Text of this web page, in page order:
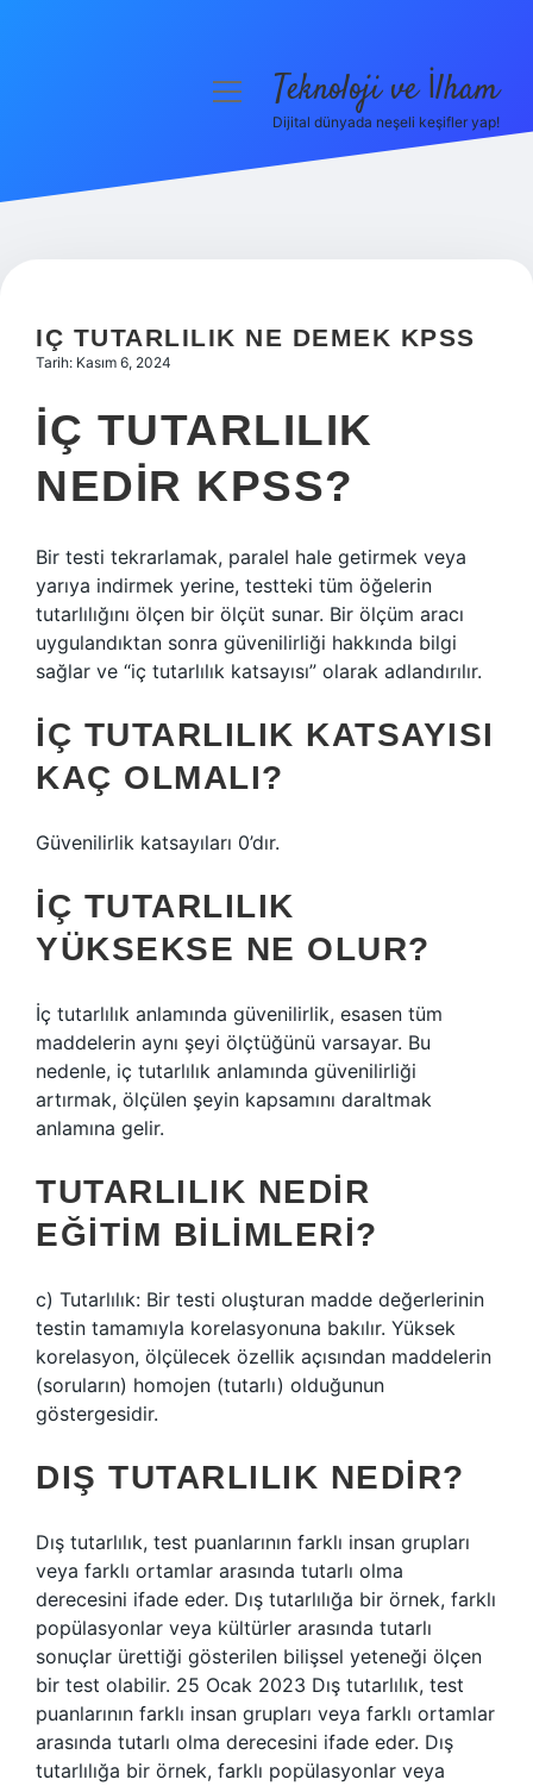
Hakkımızda
menüyüTeknoloji ve İlham
Dijital dünyada neşeli keşifler yap!
IÇ TUTARLILIK NE DEMEK KPSS
Tarih: Kasım 6, 2024
İÇ TUTARLILIK
NEDIR KPSS?
Bir testi tekrarlamak, paralel hale getirmek veya
yarıya indirmek yerine, testteki tüm öğelerin
tutarlılığını ölçen bir ölçüt sunar. Bir ölçüm aracı
uygulandıktan sonra güvenilirliği hakkında bilgi
sağlar ve “iç tutarlılık katsayısı” olarak adlandırılır.
İÇ TUTARLILIK KATSAYISI
KAÇ OLMALI?
Güvenilirlik katsayıları 0’dır.
İÇ TUTARLILIK
YÜKSEKSE NE OLUR?
İç tutarlılık anlamında güvenilirlik, esasen tüm
maddelerin aynı şeyi ölçtüğünü varsayar. Bu
nedenle, iç tutarlılık anlamında güvenilirliği
artırmak, ölçülen şeyin kapsamını daraltmak
anlamına gelir.
TUTARLILIK NEDIR
EĞITIM BILIMLERI?
c) Tutarlılık: Bir testi oluşturan madde değerlerinin
testin tamamıyla korelasyonuna bakılır. Yüksek
korelasyon, ölçülecek özellik açısından maddelerin
(soruların) homojen (tutarlı) olduğunun
göstergesidir.
DIŞ TUTARLILIK NEDIR?
Dış tutarlılık, test puanlarının farklı insan grupları
veya farklı ortamlar arasında tutarlı olma
derecesini ifade eder. Dış tutarlılığa bir örnek, farklı
popülasyonlar veya kültürler arasında tutarlı
sonuçlar ürettiği gösterilen bilişsel yeteneği ölçen
bir test olabilir. 25 Ocak 2023 Dış tutarlılık, test
puanlarının farklı insan grupları veya farklı ortamlar
arasında tutarlı olma derecesini ifade eder. Dış
tutarlılığa bir örnek, farklı popülasyonlar veya